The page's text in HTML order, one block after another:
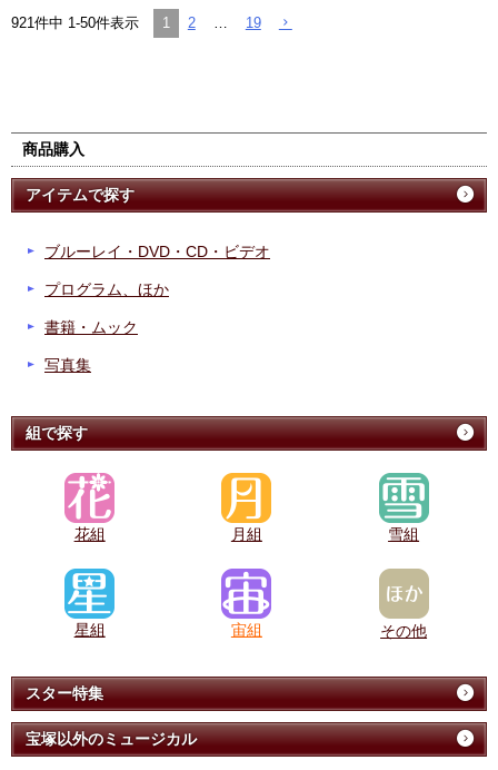
921件中 1-50件表示 1 2 … 19
商品購入
アイテムで探す
ブルーレイ・DVD・CD・ビデオ
プログラム、ほか
書籍・ムック
写真集
組で探す
花組 月組 雪組
星組 宙組 その他
スター特集
宝塚以外のミュージカル